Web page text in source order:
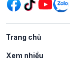
Trang chủ
Xem nhiều